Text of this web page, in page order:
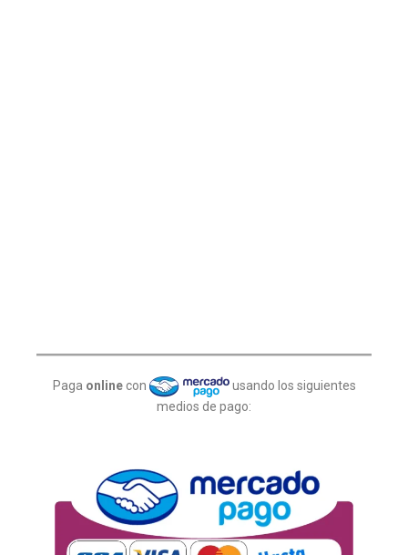
Paga online con
usando los siguientes
medios de pago: